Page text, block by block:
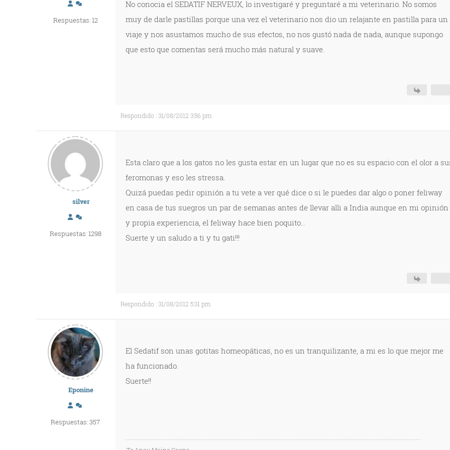
Respuestas: 12
No conocia el SEDATIF NERVEUX, lo investigaré y preguntaré a mi veterinario. No somos
muy de darle pastillas porque una vez el veterinario nos dio un relajante en pastilla para un
viaje y nos asustamos mucho de sus efectos, no nos gustó nada de nada, aunque supongo
que esto que comentas será mucho más natural y suave.
Respondido : 31/08/2012 3:56 pm
silver
Respuestas: 1298
Esta claro que a los gatos no les gusta estar en un lugar que no es su espacio con el olor a
feromonas y eso les stressa.
Quizá puedas pedir opinión a tu vete a ver qué dice o si le puedes dar algo o poner feliway
en casa de tus suegros un par de semanas antes de llevar alli a India aunque en mi opinión
y propia experiencia, el feliway hace bien poquito...
Suerte y un saludo a ti y tu gati!!!
Respondido : 31/08/2012 5:31 pm
Eponine
Respuestas: 357
El Sedatif son unas gotitas homeopáticas, no es un tranquilizante, a mi es lo que mejor me
ha funcionado.
Suerte!!